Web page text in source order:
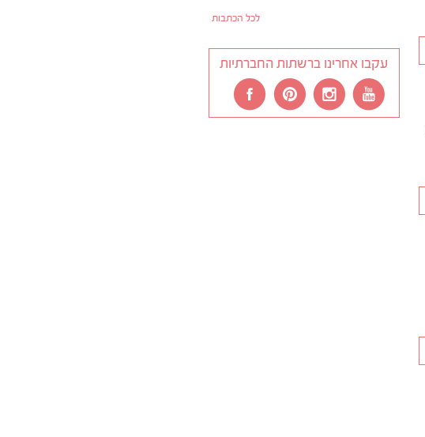
לכל הכתבות
עקבו אחרינו ברשתות החברתיות